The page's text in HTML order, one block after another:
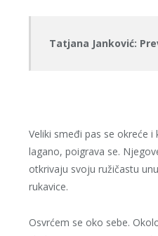
Tatjana Janković:
Veliki smeđi pas se okreće i
lagano, poigrava se.
otkrivaju svoju ružičastu
rukavice.
Osvrćem se oko sebe.